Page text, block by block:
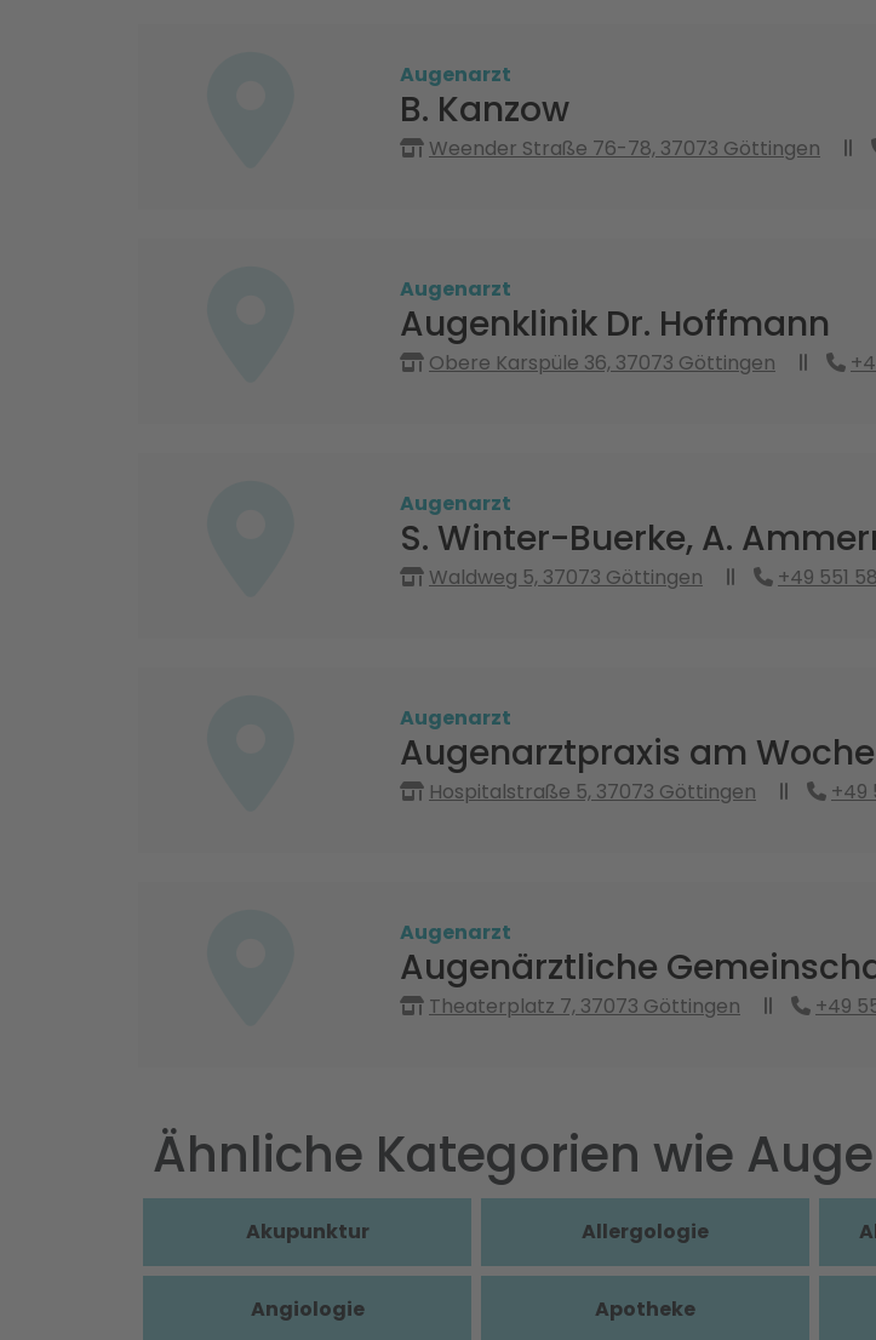
Augenarzt
B. Kanzow
Weender Straße 76-78, 37073 Göttingen
Augenarzt
Augenklinik Dr. Hoffmann
Obere Karspüle 36, 37073 Göttingen
Augenarzt
S. Winter-Buerke, A.
Waldweg 5, 37073 Göttingen +49 551
Augenarzt
Augenarztpraxis am
Hospitalstraße 5, 37073 Göttingen +49
Augenarzt
Augenärztliche
Theaterplatz 7, 37073 Göttingen +49
Ähnliche Kategorien wie
Akupunktur Allergologie
Angiologie Apotheke